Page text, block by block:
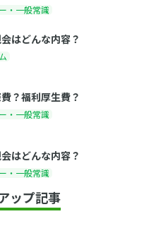
・一般常識
はどんな内容？
？福利厚生費？
・一般常識
はどんな内容？
・一般常識
ップ記事